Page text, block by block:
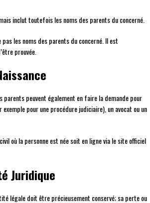
inclut toutefois les noms des parents du concerné.
pas les noms des parents du concerné. Il est
prouvée.
parents peuvent également en faire la demande pour
pour une procédure judiciaire), un avocat ou un
où la personne est née soit en ligne via le site officiel
Juridique
légale doit être précieusement conservé; sa perte ou